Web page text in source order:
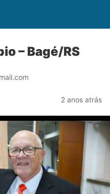
– Bagé/RS
2 anos atrás